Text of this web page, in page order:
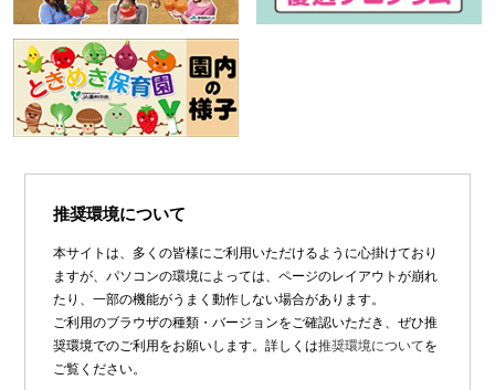
推奨環境について
本サイトは、多くの皆様にご利用いただけるように心掛けており
ますが、パソコンの環境によっては、ページのレイアウトが崩れ
たり、一部の機能がうまく動作しない場合があります。
ご利用のブラウザの種類・バージョンをご確認いただき、ぜひ推
奨環境でのご利用をお願いします。詳しくは推奨環境についてを
ご覧ください。